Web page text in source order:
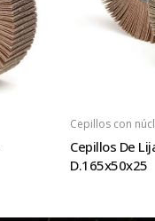
Cepillos con
Cepillos De
D.165x50x25